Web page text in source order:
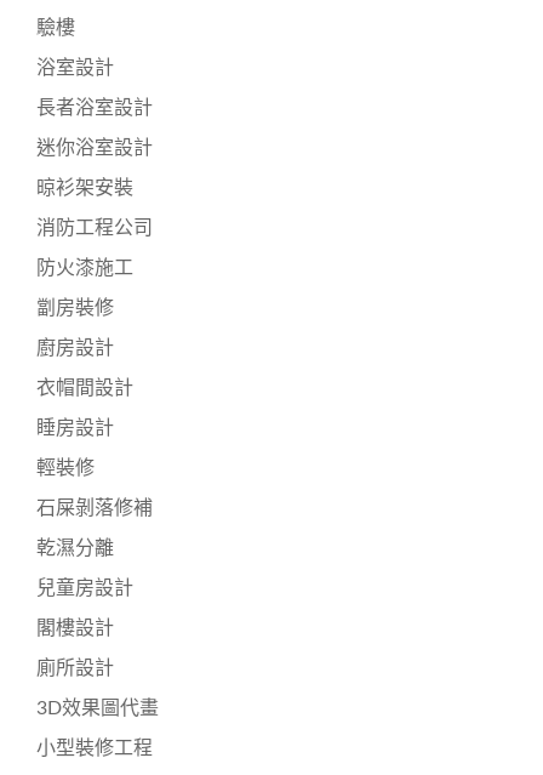
驗樓
浴室設計
長者浴室設計
迷你浴室設計
晾衫架安裝
消防工程公司
防火漆施工
劏房裝修
廚房設計
衣帽間設計
睡房設計
輕裝修
石屎剝落修補
乾濕分離
兒童房設計
閣樓設計
廁所設計
3D效果圖代畫
小型裝修工程